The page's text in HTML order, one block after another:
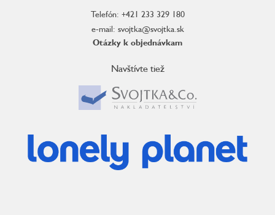
Telefón: +421 233 329 180
e-mail: svojtka@svojtka.sk
Otázky k objednávkam
Navštívte tiež